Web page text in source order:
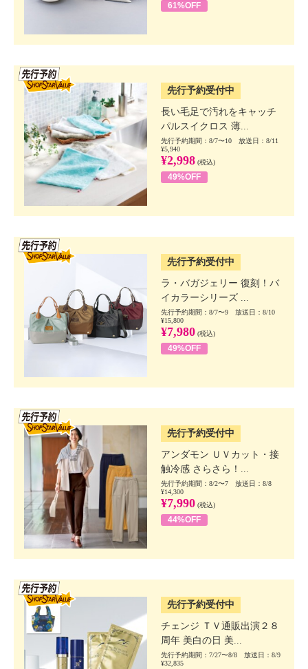
61%OFF
先行予約受付中
長い毛足で汚れをキャッチ
パルスイクロス 薄...
先行予約期間：8/7〜10 放送日：8/11
¥5,940
¥2,998 (税込)
49%OFF
先行予約受付中
ラ・バガジェリー 復刻！バ
イカラーシリーズ ...
先行予約期間：8/7〜9 放送日：8/10
¥15,800
¥7,980 (税込)
49%OFF
先行予約受付中
アンダモン ＵＶカット・接
触冷感 さらさら！...
先行予約期間：8/2〜7 放送日：8/8
¥14,300
¥7,990 (税込)
44%OFF
先行予約受付中
チェンジ ＴＶ通販出演２８
周年 美白の日 美...
先行予約期間：7/27〜8/8 放送日：8/9
¥32,835